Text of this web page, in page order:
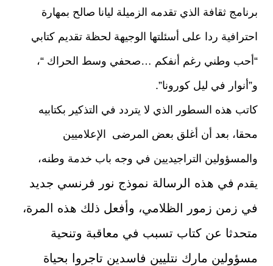
برنامج ثقافة الذي تقدمه الزميلة ليانا صالح بمهارة
احترافية ردا على أسئلتها الوجيهة لحظة تقديم كتابي
“أحب وطني رغم أنفكم …صحفي وسط الحراك “،
و”أنوار في ليل كورونا”.
كاتب هذه السطور الذي لا يتردد في التذكير بكتابيه
محقا، بعد أن أغلق بعض المرضى الإعلاميين
والمسؤولين التراجيديين في وجه باب خدمة وطنه،
يقدم في هذه الرسالة نموذج نور فرنسي جديد
في زمن زمور الظلامي، وأفعل ذلك هذه المرة،
متحدثا عن كتاب تسبب في معاقبة وتنحية
مسؤولين مارك نتليين فاسدين تاجروا بحياة